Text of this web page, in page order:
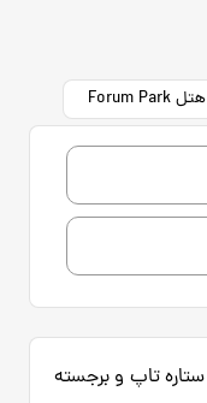
هتل Forum Park
هتل فروم پارک بانکوک از هتل‌های ۳ ستاره تاپ و برجسته